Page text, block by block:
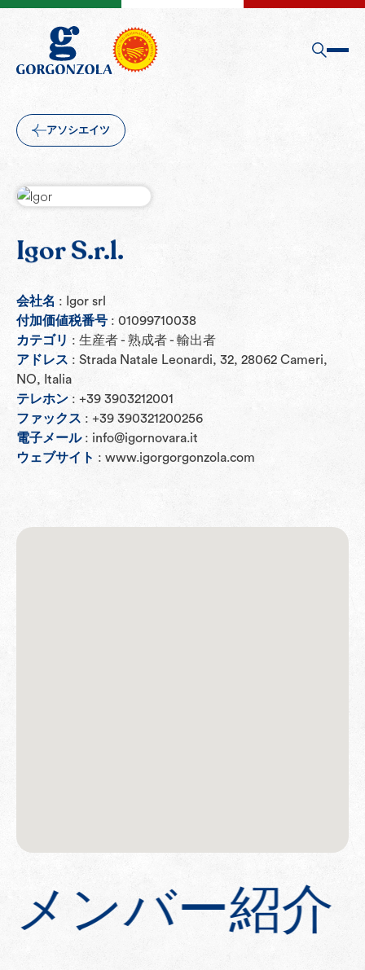
アソシエイツ
Igor S.r.l.
会社名 : Igor srl
付加価値税番号 : 01099710038
カテゴリ : 生産者 - 熟成者 - 輸出者
アドレス : Strada Natale Leonardi, 32, 28062 Cameri,
NO, Italia
テレホン : +39 3903212001
ファックス : +39 390321200256
電子メール : info@igornovara.it
ウェブサイト : www.igorgorgonzola.com
メンバー紹介